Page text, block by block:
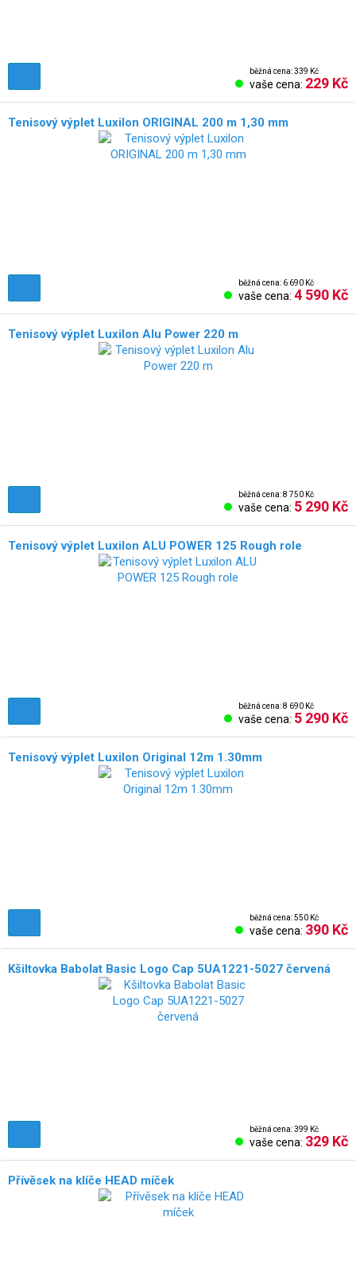
běžná cena: 339 Kč
vaše cena: 229 Kč
Tenisový výplet Luxilon ORIGINAL 200 m 1,30 mm
běžná cena: 6 690 Kč
vaše cena: 4 590 Kč
Tenisový výplet Luxilon Alu Power 220 m
běžná cena: 8 750 Kč
vaše cena: 5 290 Kč
Tenisový výplet Luxilon ALU POWER 125 Rough role
běžná cena: 8 690 Kč
vaše cena: 5 290 Kč
Tenisový výplet Luxilon Original 12m 1.30mm
běžná cena: 550 Kč
vaše cena: 390 Kč
Kšiltovka Babolat Basic Logo Cap 5UA1221-5027 červená
běžná cena: 399 Kč
vaše cena: 329 Kč
Přívěsek na klíče HEAD míček